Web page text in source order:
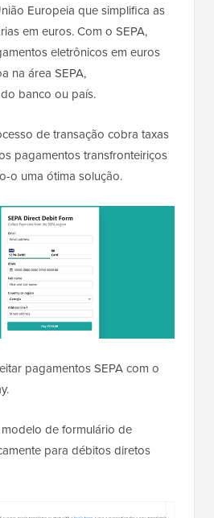
Europeia que simplifica as
em euros. Com o SEPA,
eletrônicos em euros
na área SEPA,
banco ou país.
de transação cobra taxas
pagamentos transfronteiriços
o uma ótima solução.
pagamentos SEPA com o
de formulário de
para débitos diretos